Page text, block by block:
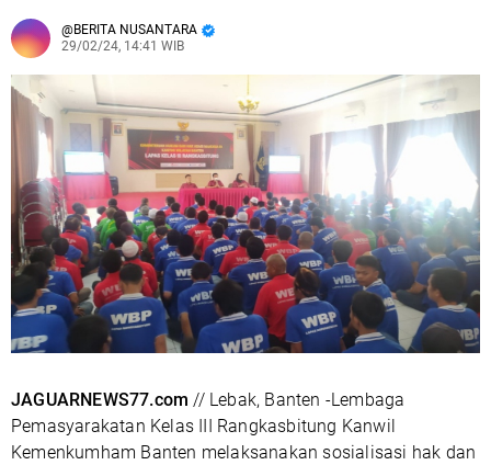
BERITA NUSANTARA
29/02/24, 14:41 WIB
JAGUARNEWS77.com // Lebak, Banten -Lembaga
Pemasyarakatan Kelas III Rangkasbitung Kanwil
Kemenkumham Banten melaksanakan sosialisasi hak dan